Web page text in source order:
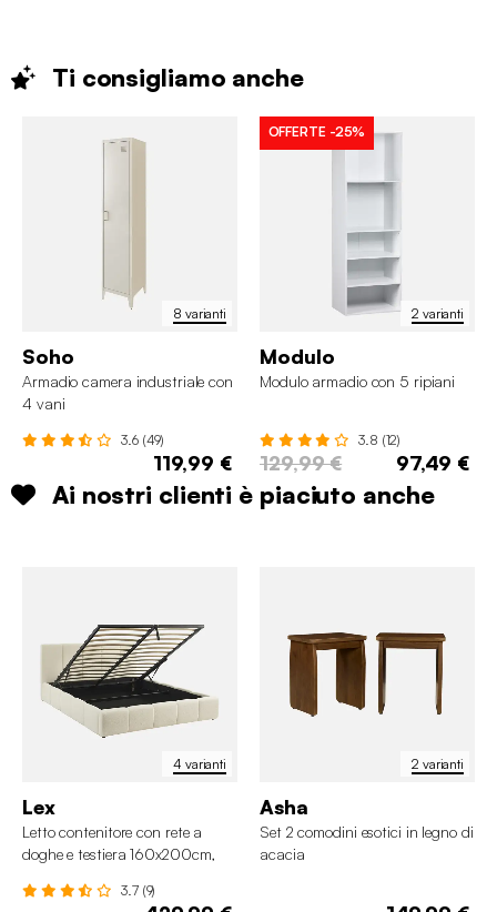
Ti consigliamo anche
8 varianti
Soho
Armadio camera industriale con
4 vani
3.6 (49)
119,99 €
2 varianti
OFFERTE -25%
Modulo
Modulo armadio con 5 ripiani
3.8 (12)
129,99 € 97,49 €
Ai nostri clienti è piaciuto anche
4 varianti
Lex
Letto contenitore con rete a
doghe e testiera 160x200cm,
3.7 (9)
2 varianti
Asha
Set 2 comodini esotici in legno di
acacia